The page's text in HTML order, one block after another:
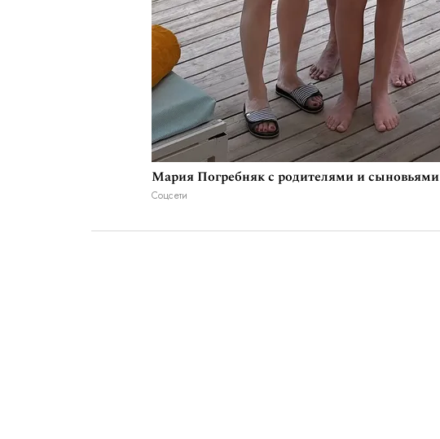
Мария Погребняк с родителями и сыновьями
Соцсети